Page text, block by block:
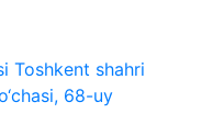
Toshkent shahri
68-uy